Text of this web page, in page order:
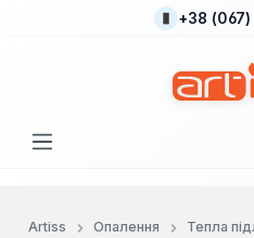
Перейти до основного
+38
Artiss Опалення
Тепла